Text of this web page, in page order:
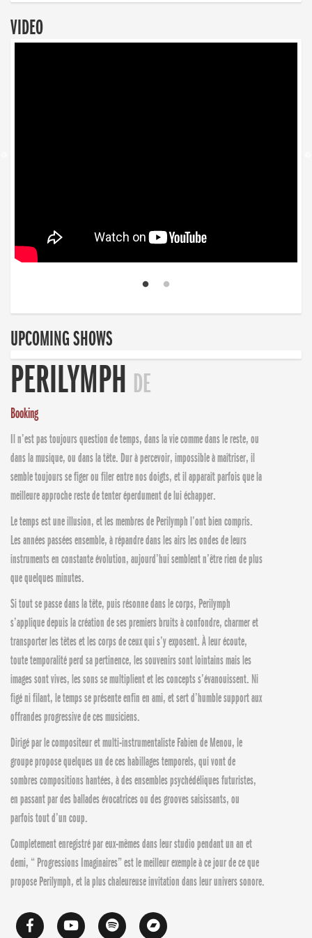
VIDEO
UPCOMING SHOWS
PERILYMPH DE
Booking
Il n’est pas toujours question de temps, dans la vie comme dans le reste, ou
dans la musique, ou dans la tête. Dur à percevoir, impossible à maîtriser, il
semble toujours se figer ou filer entre nos doigts, et il apparaît parfois que la
meilleure approche reste de tenter éperdument de lui échapper.
Le temps est une illusion, et les membres de Perilymph l’ont bien compris.
Les années passées ensemble, à répandre dans les airs les ondes de leurs
instruments en constante évolution, aujourd’hui semblent n’être rien de plus
que quelques minutes.
Si tout se passe dans la tête, puis résonne dans le corps, Perilymph
s’applique depuis la création de ses premiers bruits à confondre, charmer et
transporter les têtes et les corps de ceux qui s’y exposent. À leur écoute,
toute temporalité perd sa pertinence, les souvenirs sont lointains mais les
images sont vives, les sons se multiplient et les concepts s’évanouissent. Ni
figé ni filant, le temps se présente enfin en ami, et sert d’humble support aux
offrandes progressive de ces musiciens.
Dirigé par le compositeur et multi-instrumentaliste Fabien de Menou, le
groupe propose quelques un de ces habillages temporels, qui vont de
sombres compositions hantées, à des ensembles psychédéliques futuristes,
en passant par des ballades évocatrices ou des grooves saisissants, ou
parfois tout d’un coup.
Completement enregistré par eux-mêmes dans leur studio pendant un an et
demi, “ Progressions Imaginaires” est le meilleur exemple à ce jour de ce que
propose Perilymph, et la plus chaleureuse invitation dans leur univers sonore.